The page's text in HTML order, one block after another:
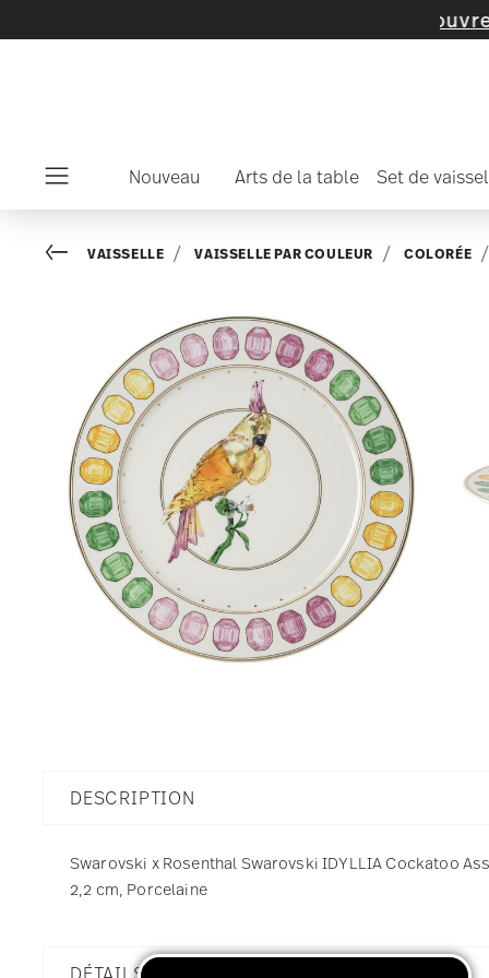
découvrez
Nouveau Arts de la table Set de
Go backVAISSELLE VAISSELLE PAR COULEUR COLORÉE
DESCRIPTION
Swarovski x Rosenthal Swarovski IDYLLIA Cockatoo
2,2 cm, Porcelaine
DÉTAILS